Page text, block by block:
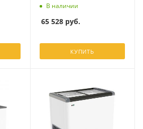
В наличии
65 528 руб.
КУПИТЬ